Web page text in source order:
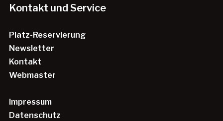
Kontakt und Service
Platz-Reservierung
Newsletter
Kontakt
Webmaster
Impressum
Datenschutz